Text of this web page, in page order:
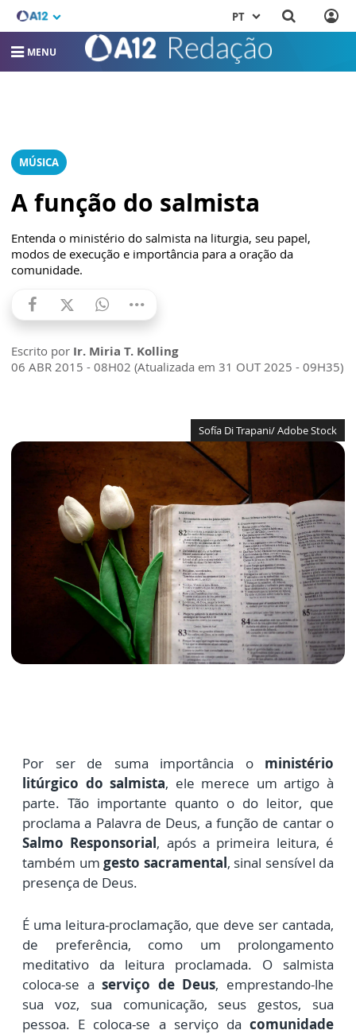
PT
MENU
MÚSICA
A função do salmista
Entenda o ministério do salmista na liturgia, seu papel,
modos de execução e importância para a oração da
comunidade.
Escrito por Ir. Miria T. Kolling
06 ABR 2015 - 08H02 (Atualizada em 31 OUT 2025 - 09H35)
Sofía Di Trapani/ Adobe Stock
Por ser de suma importância o ministério
litúrgico do salmista, ele merece um artigo à
parte. Tão importante quanto o do leitor, que
proclama a Palavra de Deus, a função de cantar o
Salmo Responsorial, após a primeira leitura, é
também um gesto sacramental, sinal sensível da
presença de Deus.
É uma leitura-proclamação, que deve ser cantada,
de preferência, como um prolongamento
meditativo da leitura proclamada. O salmista
coloca-se aserviço de Deus, emprestando-lhe
sua voz, sua comunicação, seus gestos, sua
pessoa. E coloca-se a serviço da comunidade